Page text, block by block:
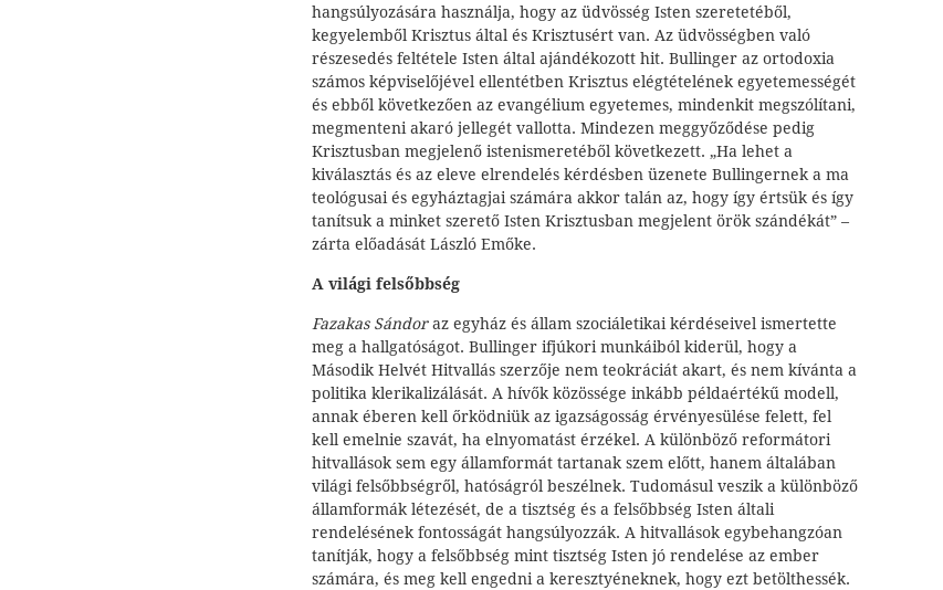
hangsúlyozására használja, hogy az üdvösség Isten szeretetéből,
kegyelemből Krisztus által és Krisztusért van. Az üdvösségben való
részesedés feltétele Isten által ajándékozott hit. Bullinger az ortodoxia
számos képviselőjével ellentétben Krisztus elégtételének egyetemességét
és ebből következően az evangélium egyetemes, mindenkit megszólítani,
megmenteni akaró jellegét vallotta. Mindezen meggyőződése pedig
Krisztusban megjelenő istenismeretéből következett. „Ha lehet a
kiválasztás és az eleve elrendelés kérdésben üzenete Bullingernek a ma
teológusai és egyháztagjai számára akkor talán az, hogy így értsük és így
tanítsuk a minket szerető Isten Krisztusban megjelent örök szándékát” –
zárta előadását László Emőke.
A világi felsőbbség
Fazakas Sándoraz egyház és állam szociáletikai kérdéseivel ismertette
meg a hallgatóságot. Bullinger ifjúkori munkáiból kiderül, hogy a
Második Helvét Hitvallás szerzője nem teokráciát akart, és nem kívánta a
politika klerikalizálását. A hívők közössége inkább példaértékű modell,
annak éberen kell őrködniük az igazságosság érvényesülése felett, fel
kell emelnie szavát, ha elnyomatást érzékel. A különböző reformátori
hitvallások sem egy államformát tartanak szem előtt, hanem általában
világi felsőbbségről, hatóságról beszélnek. Tudomásul veszik a különböző
államformák létezését, de a tisztség és a felsőbbség Isten általi
rendelésének fontosságát hangsúlyozzák. A hitvallások egybehangzóan
tanítják, hogy a felsőbbség mint tisztség Isten jó rendelése az ember
számára, és meg kell engedni a keresztyéneknek, hogy ezt betölthessék.